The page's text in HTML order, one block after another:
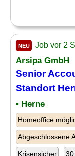
NEU Job vor 2
Arsipa GmbH
Senior
Standort
• Herne
Homeoffice
Abgeschlossene
Krisensicher